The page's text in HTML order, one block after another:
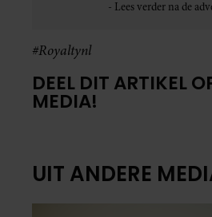
#Royaltynl
DEEL DIT ARTIKEL
MEDIA!
UIT ANDERE